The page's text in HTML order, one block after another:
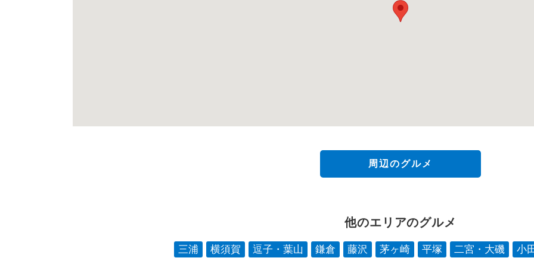
周辺のグルメ
他のエリアのグルメ
三浦 横須賀 逗子・葉山 鎌倉 藤沢 茅ヶ崎 平塚 二宮・大磯 小